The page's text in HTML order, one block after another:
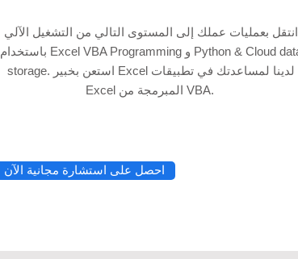
انتقل بعمليات عملك إلى المستوى التالي من التشغيل الآلي
باستخدام Excel VBA Programming و Python & Cloud data
storage. استعن بخبير Excel لدينا لمساعدتك في تطبيقات
Excel المبرمجة من VBA.
احصل على استشارة مجانية الآن